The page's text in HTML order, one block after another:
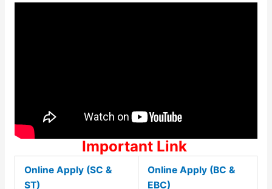
Important Link
Online Apply (SC &
ST)
Online Apply (BC &
EBC)